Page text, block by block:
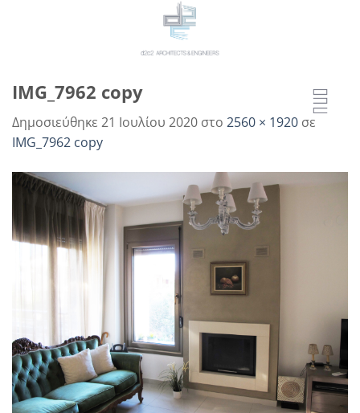
IMG_7962 copy
Δημοσιεύθηκε 21 Ιουλίου 2020 στο 2560 × 1920 σε
IMG_7962 copy